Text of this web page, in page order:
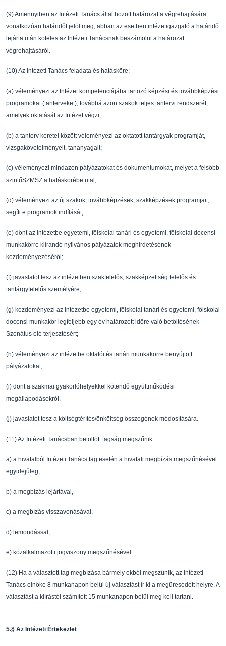
(9)Amennyiben az Intézeti Tanács által hozott határozat a végrehajtására
vonatkozóan határidőtjelöl meg, abban az esetben intézetigazgató a határidő
lejárta után köteles az Intézeti Tanácsnak beszámolni a határozat
végrehajtásáról.
(10)Az Intézeti Tanács feladata és hatásköre:
(a) véleményezi az Intézet kompetenciájába tartozó képzési és továbbképzési
programokat(tanterveket), továbbá azon szakok teljes tantervi rendszerét,
amelyek oktatását az Intézetvégzi;
(b) a tanterv keretei között véleményezi az oktatott tantárgyak programját,
vizsgakövetelményeit, tananyagait;
(c) véleményezi mindazon pályázatokat és dokumentumokat, melyet a felsőbb
szintűSZMSZ a hatáskörébe utal;
(d) véleményezi az új szakok, továbbképzések, szakképzések programjait,
segíti e programok indítását;
(e) dönt az intézetbe egyetemi, főiskolai tanári és egyetemi, főiskolai docensi
munkakörre kiírandó nyilvános pályázatok meghirdetésének
kezdeményezésérő l;
(f) javaslatot tesz az intézetben szakfelel ős, szakképzettség felel ős és
tantárgyfelel ős személyére;
(g) kezdeményezi az intézetbe egyetemi, főiskolai tanári és egyetemi, főiskolai
docensi munkakör legfeljebb egy év határozott időre való betöltésének
Szenátus elé terjesztésért;
(h) véleményezi az intézetbe oktatói és tanári munkakörre benyújtott
pályázatokat;
(i) dönt a szakmai gyakorlóhelyekkel kötendő együttmű ködési
megállapodásokról,
(j) javaslatot tesz a költségtérítés/önköltség összegének módosítására.
(11)Az Intézeti Tanácsban betöltött tagság megszűnik:
a) a hivatalból Intézeti Tanács tag esetén a hivatali megbízás megszűnésével
egyidejű leg,
b) a megbízás lejártával,
c) a megbízás visszavonásával,
d) lemondással,
e) közalkalmazotti jogviszony megszűnésével.
(12) Ha a választott tag megbízása bármely okból megszűnik, az Intézeti
Tanács elnöke 8 munkanapon belül új választást ír ki a megüresedetthelyre. A
választást a kiírástól számított 15 munkanapon belül meg kell tartani.
5.§ Az Intézeti Értekezlet